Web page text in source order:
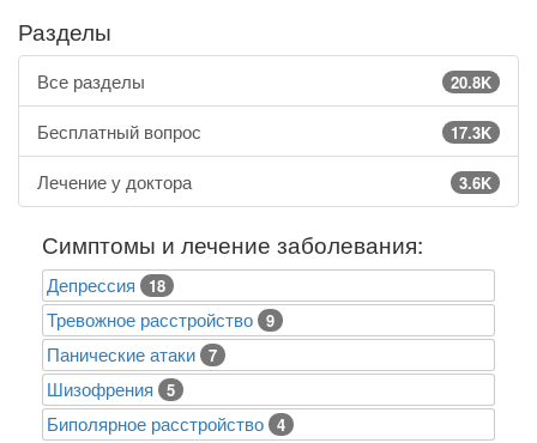
Разделы
Все разделы 20.8K
Бесплатный вопрос 17.3K
Лечение у доктора 3.6K
Симптомы и лечение заболевания:
Депрессия 18
Тревожное расстройство 9
Панические атаки 7
Шизофрения 5
Биполярное расстройство 4